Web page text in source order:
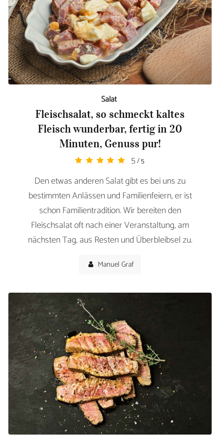
Salat
Fleischsalat, so schmeckt kaltes
Fleisch wunderbar, fertig in 20
Minuten, Genuss pur!
5/ 5
Den etwas anderen Salat gibt es bei uns zu
bestimmten Anlässen und Familienfeiern, er ist
schon Familientradition. Wir bereiten den
Fleischsalat oft nach einer Veranstaltung, am
nächsten Tag, aus Resten und Überbleibsel zu.
Manuel Graf